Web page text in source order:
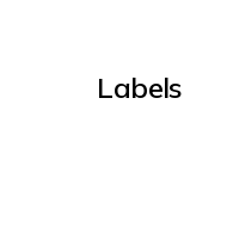
Labels